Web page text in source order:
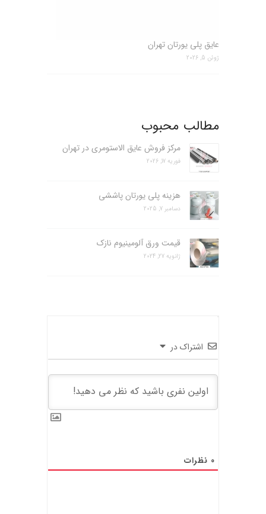
عایق پلی یورتان تهران
ژوئن 5, 2026
مطالب محبوب
مرکز فروش عایق الاستومری در تهران
فوریه 17, 2026
هزینه پلی یورتان پاششی
دسامبر 7, 2025
قیمت ورق آلومینیوم نازک
ژانویه 27, 2024
اشتراک در
0 نظرات